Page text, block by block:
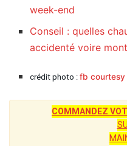
week-end
Conseil : quelles
accidenté voire
crédit photo :fb courtesy
COMMANDEZ